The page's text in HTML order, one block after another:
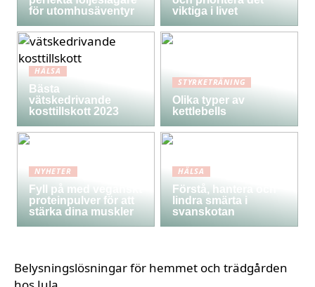
för utomhusäventyr
viktiga i livet
HÄLSA
Bästa
vätskedrivande
kosttillskott 2023
STYRKETRÄNING
Olika typer av
kettlebells
NYHETER
Fyll på med veganskt
proteinpulver för att
stärka dina muskler
HÄLSA
Förstå, hantera och
lindra smärta i
svanskotan
Belysningslösningar för hemmet och trädgården